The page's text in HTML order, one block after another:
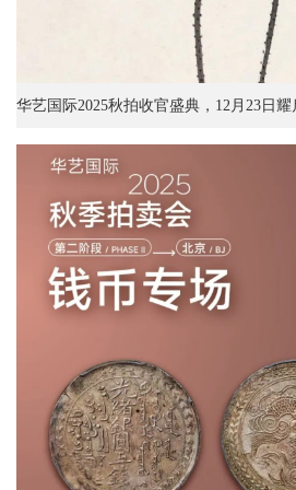
华艺国际2025秋拍收官盛典，12月23日耀